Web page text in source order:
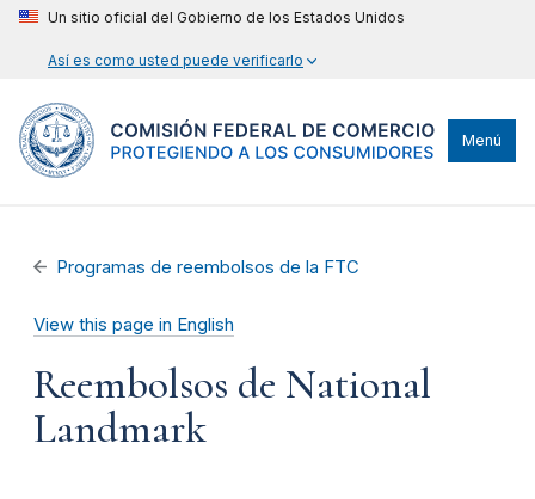
Un sitio oficial del Gobierno de los Estados Unidos
Así es como usted puede verificarlo
Menú
Programas de reembolsos de la FTC
View this page in English
Reembolsos de National
Landmark